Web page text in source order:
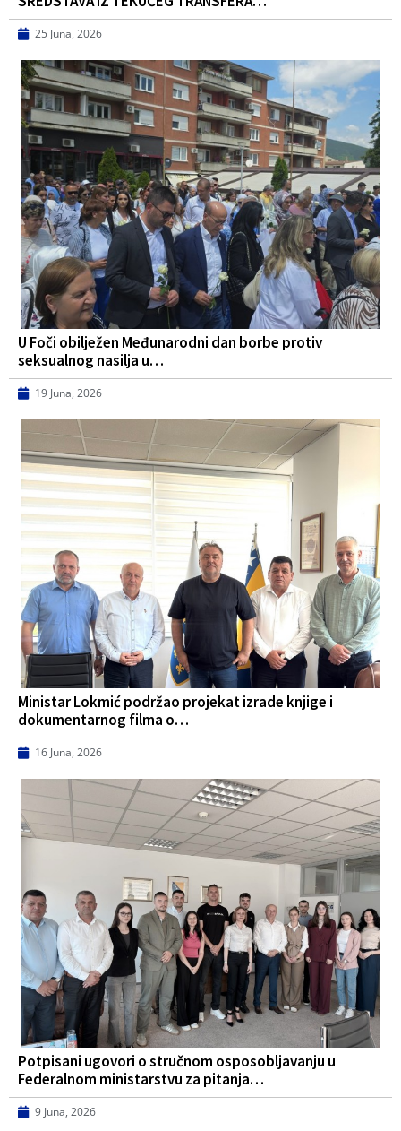
25 Juna, 2026
U Foči obilježen Međunarodni dan borbe protiv
seksualnog nasilja u…
19 Juna, 2026
Ministar Lokmić podržao projekat izrade knjige i
dokumentarnog filma o…
16 Juna, 2026
Potpisani ugovori o stručnom osposobljavanju u
Federalnom ministarstvu za pitanja…
9 Juna, 2026